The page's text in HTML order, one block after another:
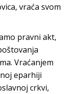
vraća svom
pravni akt,
Vraćanjem
eparhiji
crkvi,